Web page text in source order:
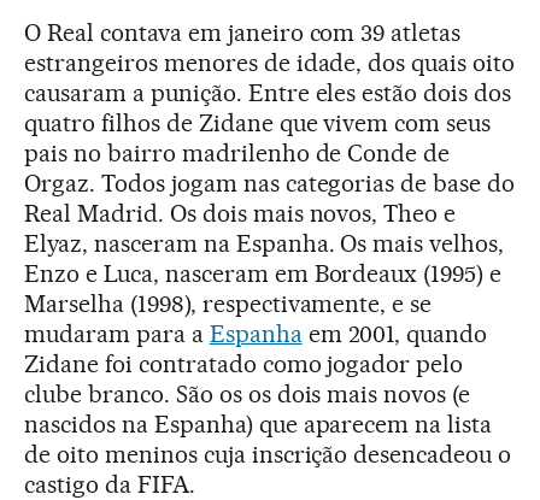
O Real contava em janeiro com 39 atletas
estrangeiros menores de idade, dos quais oito
causaram a punição. Entre eles estão dois dos
quatro filhos de Zidane que vivem com seus
pais no bairro madrilenho de Conde de
Orgaz. Todos jogam nas categorias de base do
Real Madrid. Os dois mais novos, Theo e
Elyaz, nasceram na Espanha. Os mais velhos,
Enzo e Luca, nasceram em Bordeaux (1995) e
Marselha (1998), respectivamente, e se
mudaram para a Espanhaem 2001, quando
Zidane foi contratado como jogador pelo
clube branco. São os os dois mais novos (e
nascidos na Espanha) que aparecem na lista
de oito meninos cuja inscrição desencadeou o
castigo da FIFA.